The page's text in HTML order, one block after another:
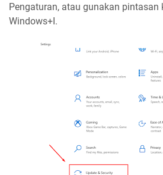
Pengaturan, atau gunakan pintasan
Windows+I.